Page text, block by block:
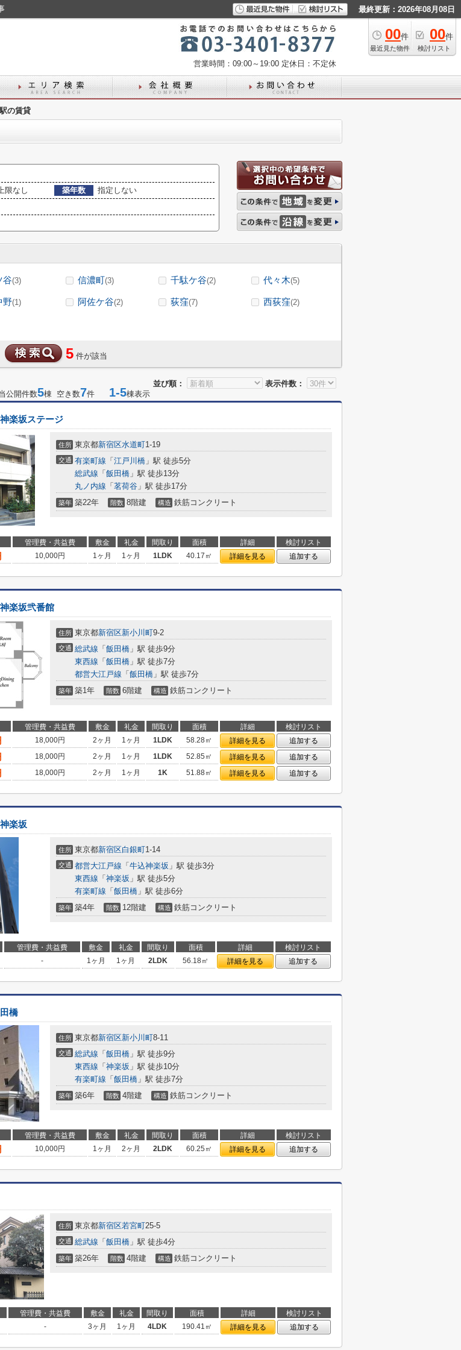
最終更新：2026年08月08日
00件
最近見た物件
00件
検討リスト
営業時間：09:00～19:00 定休日：不定休
の賃貸
限なし 築年数
指定しない
谷(3) 信濃町(3) 千駄ケ谷(2) 代々木(5)
野(1) 阿佐ケ谷(2) 荻窪(7) 西荻窪(2)
5 件が該当
並び順：
表示件数：
公開件数5棟 空き数7件 1-5棟表示
楽坂ステージ
住所 東京都新宿区水道町1-19
交通 有楽町線 「 江戸川橋 」駅 徒歩5分
総武線 「 飯田橋 」駅 徒歩13分
丸ノ内線 「 茗荷谷 」駅 徒歩17分
築年 築22年 階数 8階建 構造 鉄筋コンクリート
管理費・共益費 敷金 礼金 間取り 面積 詳細
検討リスト
10,000円 1ヶ月 1ヶ月 1LDK 40.17㎡ 詳細を見る 追加する
楽坂弐番館
住所 東京都新宿区新小川町9-2
交通 総武線 「 飯田橋 」駅 徒歩9分
東西線 「 飯田橋 」駅 徒歩7分
都営大江戸線 「 飯田橋 」駅 徒歩7分
築年 築1年 階数 6階建 構造 鉄筋コンクリート
管理費・共益費 敷金 礼金 間取り 面積 詳細
検討リスト
18,000円 2ヶ月 1ヶ月 1LDK 58.28㎡ 詳細を見る
追加する
18,000円 2ヶ月 1ヶ月 1LDK 52.85㎡ 詳細を見る
追加する
18,000円 2ヶ月 1ヶ月 1K 51.88㎡ 詳細を見る 追加する
楽坂
住所 東京都新宿区白銀町1-14
交通 都営大江戸線 「 牛込神楽坂 」駅 徒歩3分
東西線 「 神楽坂 」駅 徒歩5分
有楽町線 「 飯田橋 」駅 徒歩6分
築年 築4年 階数 12階建 構造 鉄筋コンクリート
管理費・共益費 敷金 礼金 間取り 面積 詳細
検討リスト
- 1ヶ月 1ヶ月 2LDK 56.18㎡ 詳細を見る 追加する
橋
住所 東京都新宿区新小川町8-11
交通 総武線 「 飯田橋 」駅 徒歩9分
東西線 「 神楽坂 」駅 徒歩10分
有楽町線 「 飯田橋 」駅 徒歩7分
築年 築6年 階数 4階建 構造 鉄筋コンクリート
管理費・共益費 敷金 礼金 間取り 面積 詳細
検討リスト
10,000円 1ヶ月 2ヶ月 2LDK 60.25㎡ 詳細を見る 追加する
住所 東京都新宿区若宮町25-5
交通 総武線 「 飯田橋 」駅 徒歩4分
築年 築26年 階数 4階建 構造 鉄筋コンクリート
管理費・共益費 敷金 礼金 間取り 面積 詳細
検討リスト
- 3ヶ月 1ヶ月 4LDK 190.41㎡ 詳細を見る 追加する